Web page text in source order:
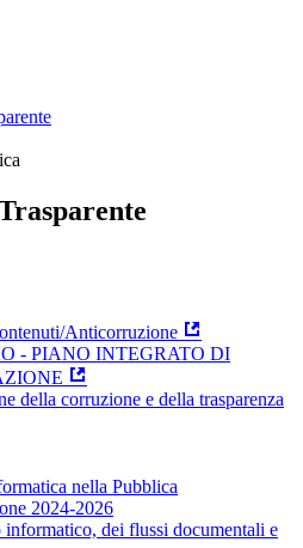
Anticorruzione
- PIANO INTEGRATO DI
della corruzione e della trasparenza
nella Pubblica
2024-2026
dei flussi documentali e